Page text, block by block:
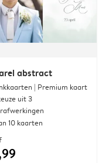
abstract
| Premium kaart
uit 3
10 kaarten